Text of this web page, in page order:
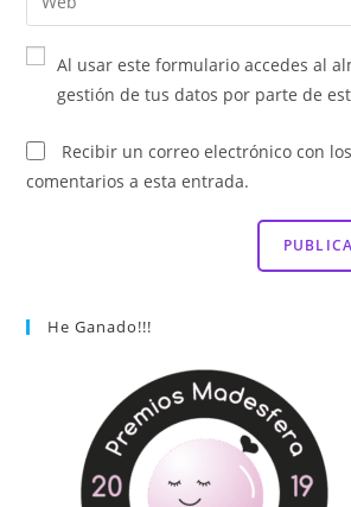
Al usar este formulario accedes al
gestión de tus datos por parte de
Recibir un correo electrónico con
comentarios a esta entrada.
He Ganado!!!